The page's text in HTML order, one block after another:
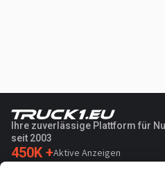
Ihre zuverlässige Plattform für
seit 2003
450K +Aktive Anzeigen